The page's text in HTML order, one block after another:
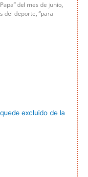
del mes de junio,
del deporte, “para